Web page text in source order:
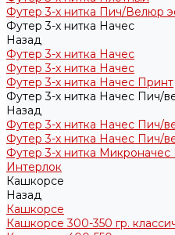
Футер 3-х нитка Пич/Велюр
Футер 3-х нитка Начес
Назад
Футер 3-х нитка Начес
Футер 3-х нитка Начес
Футер 3-х нитка Начес Принт
Футер 3-х нитка Начес Пич/
Назад
Футер 3-х нитка Начес Пич/
Футер 3-х нитка Начес Пич/
Футер 3-х нитка
Интерлок
Кашкорсе
Назад
Кашкорсе
Кашкорсе 300-350 гр.